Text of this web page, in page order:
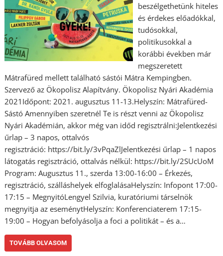
beszélgethetünk hiteles
és érdekes előadókkal,
tudósokkal,
politikusokkal a
korábbi években már
megszeretett
Mátrafüred mellett található sástói Mátra Kempingben.
Szervező az Ökopolisz Alapítvány. Ökopolisz Nyári Akadémia
2021Időpont: 2021. augusztus 11-13.Helyszín: Mátrafüred-
Sástó Amennyiben szeretnél Te is részt venni az Ökopolisz
Nyári Akadémián, akkor még van időd regisztrálni:Jelentkezési
űrlap – 3 napos, ottalvós
regisztráció: https://bit.ly/3vPqaZlJelentkezési űrlap – 1 napos
látogatás regisztráció, ottalvás nélkül: https://bit.ly/2SUcUoM
Program: Augusztus 11., szerda 13:00-16:00 – Érkezés,
regisztráció, szálláshelyek elfoglalásaHelyszín: Infopont 17:00-
17:15 – MegnyitóLengyel Szilvia, kuratóriumi társelnök
megnyitja az eseménytHelyszín: Konferenciaterem 17:15-
19:00 – Hogyan befolyásolja a foci a politikát – és a…
TOVÁBB OLVASOM